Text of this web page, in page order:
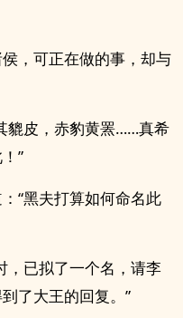
，可正在做的事，却与
貔皮，赤豹黄罴……真希
”
“黑夫打算如何命名此
，已拟了一个名，请李
了大王的回复。”